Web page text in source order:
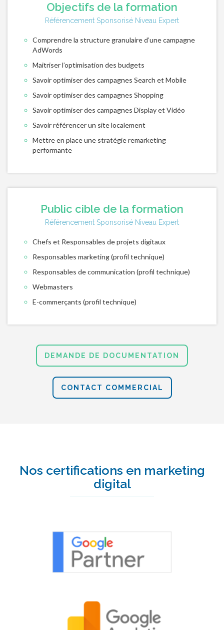
Objectifs de la formation
Référencement Sponsorisé Niveau Expert
Comprendre la structure granulaire d’une campagne
AdWords
Maitriser l’optimisation des budgets
Savoir optimiser des campagnes Search et Mobile
Savoir optimiser des campagnes Shopping
Savoir optimiser des campagnes Display et Vidéo
Savoir référencer un site localement
Mettre en place une stratégie remarketing
performante
Public cible de la formation
Référencement Sponsorisé Niveau Expert
Chefs et Responsables de projets digitaux
Responsables marketing (profil technique)
Responsables de communication (profil technique)
Webmasters
E-commerçants (profil technique)
DEMANDE DE DOCUMENTATION
CONTACT COMMERCIAL
Nos certifications en marketing
digital